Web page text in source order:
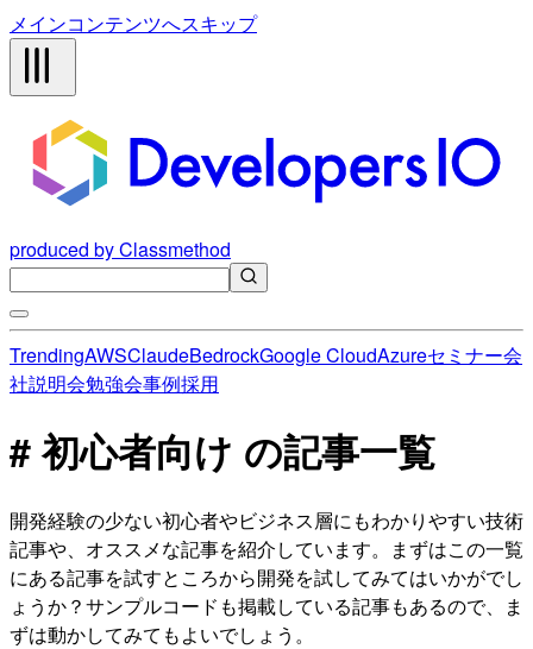
メインコンテンツへスキップ
produced by Classmethod
TrendingAWSClaudeBedrockGoogle CloudAzureセミナー会
社説明会勉強会事例採用
# 初心者向け の記事一覧
開発経験の少ない初心者やビジネス層にもわかりやすい技術
記事や、オススメな記事を紹介しています。まずはこの一覧
にある記事を試すところから開発を試してみてはいかがでし
ょうか？サンプルコードも掲載している記事もあるので、ま
ずは動かしてみてもよいでしょう。